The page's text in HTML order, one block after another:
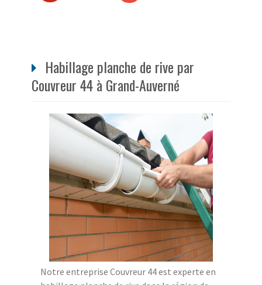
Habillage planche de rive par
Couvreur 44 à Grand-Auverné
Notre entreprise Couvreur 44 est experte en